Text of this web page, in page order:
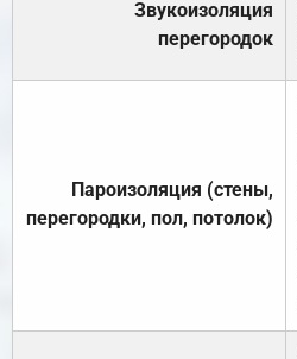
Звукоизоляция
перегородок
Пароизоляция (стены,
перегородки, пол, потолок)